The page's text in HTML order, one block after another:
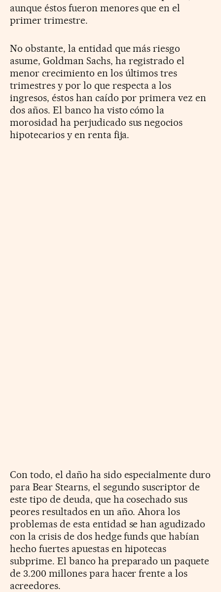
aunque éstos fueron menores que en el
primer trimestre.
No obstante, la entidad que más riesgo
asume, Goldman Sachs, ha registrado el
menor crecimiento en los últimos tres
trimestres y por lo que respecta a los
ingresos, éstos han caído por primera vez en
dos años. El banco ha visto cómo la
morosidad ha perjudicado sus negocios
hipotecarios y en renta fija.
Con todo, el daño ha sido especialmente duro
para Bear Stearns, el segundo suscriptor de
este tipo de deuda, que ha cosechado sus
peores resultados en un año. Ahora los
problemas de esta entidad se han agudizado
con la crisis de dos hedge funds que habían
hecho fuertes apuestas en hipotecas
subprime. El banco ha preparado un paquete
de 3.200 millones para hacer frente a los
acreedores.